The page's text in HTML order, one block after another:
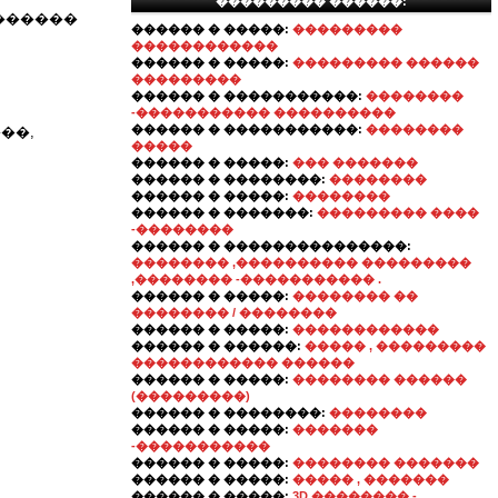
������ � �����: ���������
������������
������ � �����: ��������� ������
���������
������ � �����������: ��������
-����������� ����������
������ � �����������: ��������
�����
������ � �����: ��� �������
������ � ��������: ��������
������ � �����: ��������
������ � �������: ��������� ����
-��������
������ � ���������������:
�������� ,���������� ���������
,�������� -����������� .
������ � �����: �������� ��
�������� / ��������
������ � �����: ������������
������ � ������: ����� , ���������
������������ ������
������ � �����: �������� ������
(���������)
������ � ��������: ��������
������ � �����: �������
-�����������
������ � �����: �������� �������
������ � �����: ����� , �������